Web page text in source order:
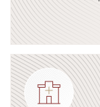
Подробнее о